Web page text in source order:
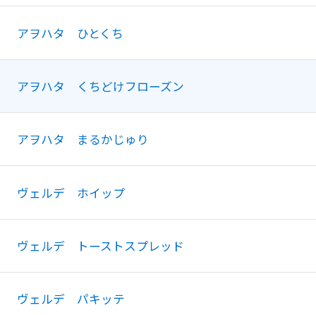
アヲハタ ひとくち
アヲハタ くちどけフローズン
アヲハタ まるかじゅり
ヴェルデ ホイップ
ヴェルデ トーストスプレッド
ヴェルデ パキッテ